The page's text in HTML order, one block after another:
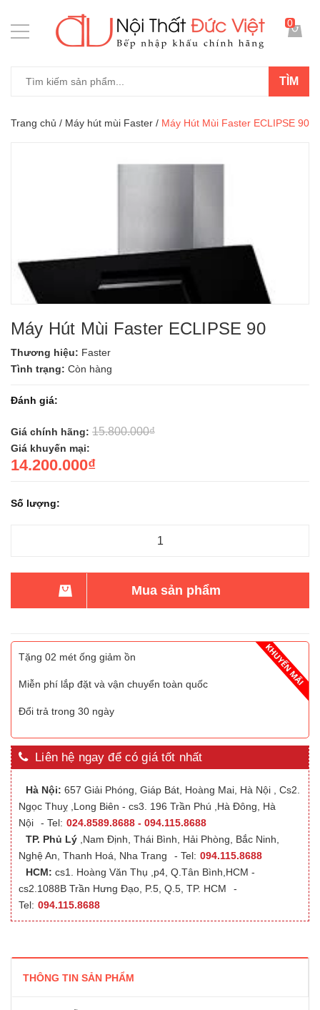
TÌM
0
Trang chủ / Máy hút mùi Faster / Máy Hút Mùi Faster ECLIPSE 90
Máy Hút Mùi Faster ECLIPSE 90
Thương hiệu: Faster
Tình trạng: Còn hàng
Đánh giá:
Giá chính hãng: 15.800.000₫
Giá khuyến mại:
14.200.000₫
Số lượng:
Mua sản phẩm
Tặng 02 mét ống giảm ồn
Miễn phí lắp đặt và vận chuyển toàn quốc
Đổi trả trong 30 ngày
Liên hệ ngay để có giá tốt nhất
Hà Nội: 657 Giải Phóng, Giáp Bát, Hoàng Mai, Hà Nội , Cs2.
Ngọc Thuỵ ,Long Biên - cs3. 196 Trần Phú ,Hà Đông, Hà
Nội
- Tel: 024.8589.8688 - 094.115.8688
TP. Phủ Lý ,Nam Định, Thái Bình, Hải Phòng, Bắc Ninh,
Nghệ An, Thanh Hoá, Nha Trang
- Tel: 094.115.8688
HCM: cs1. Hoàng Văn Thụ ,p4, Q.Tân Bình,HCM -
cs2.1088B Trần Hưng Đạo, P.5, Q.5, TP. HCM
-
Tel: 094.115.8688
THÔNG TIN SẢN PHẨM